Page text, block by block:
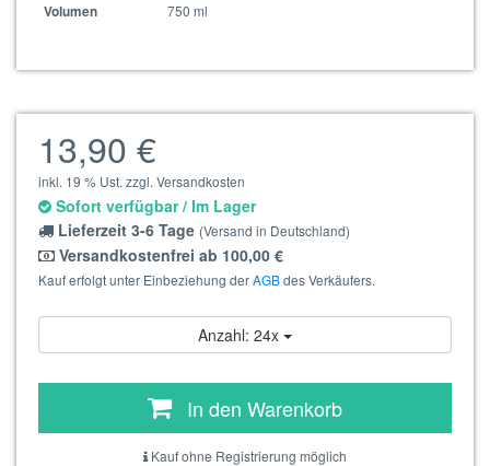
Volumen
750 ml
13,90 €
inkl. 19 % Ust. zzgl. Versandkosten
Sofort verfügbar / Im Lager
Lieferzeit 3-6 Tage (Versand in Deutschland)
Versandkostenfrei ab 100,00 €
Kauf erfolgt unter Einbeziehung derAGBdes Verkäufers.
Anzahl: 24x
In den Warenkorb
Kauf ohne Registrierung möglich